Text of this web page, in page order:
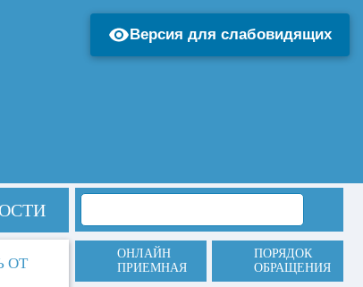
ОТ
ОНЛАЙН
ПРИЕМНАЯ
ПОРЯДОК
ОБРАЩЕНИЯ
Версия для слабовидящих